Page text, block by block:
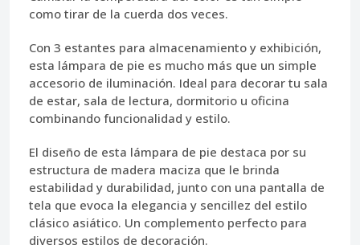
como tirar de la cuerda dos veces.
Con 3 estantes para almacenamiento y exhibición,
esta lámpara de pie es mucho más que un simple
accesorio de iluminación. Ideal para decorar tu sala
de estar, sala de lectura, dormitorio u oficina
combinando funcionalidad y estilo.
El diseño de esta lámpara de pie destaca por su
estructura de madera maciza que le brinda
estabilidad y durabilidad, junto con una pantalla de
tela que evoca la elegancia y sencillez del estilo
clásico asiático. Un complemento perfecto para
diversos estilos de decoración.